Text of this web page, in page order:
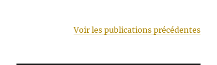
Voir les publications précédentes